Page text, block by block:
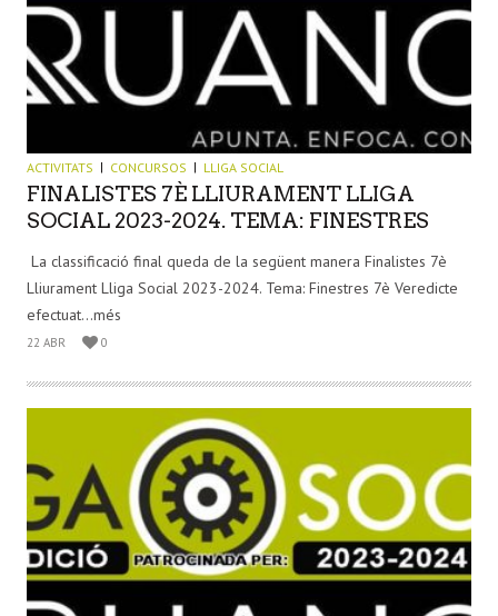
ACTIVITATS CONCURSOS LLIGA SOCIAL
FINALISTES 7È LLIURAMENT LLIGA
SOCIAL 2023-2024. TEMA: FINESTRES
La classificació final queda de la següent manera Finalistes 7è
Lliurament Lliga Social 2023-2024. Tema: Finestres 7è Veredicte
efectuat...més
22 ABR 0